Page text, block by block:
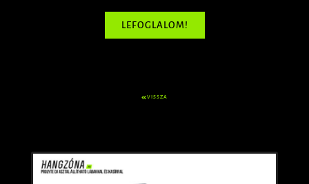
LEFOGLALOM!
VISSZA